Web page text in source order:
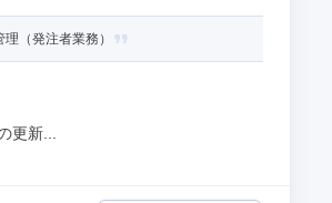
（発注者業務）
更新...